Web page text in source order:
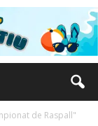
de Raspall"